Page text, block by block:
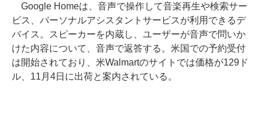
Google Homeは、音声で操作して音楽再生や検索サー
ビス、パーソナルアシスタントサービスが利用できるデ
バイス。スピーカーを内蔵し、ユーザーが音声で問いか
けた内容について、音声で返答する。米国での予約受付
は開始されており、米Walmartのサイトでは価格が129ド
ル、11月4日に出荷と案内されている。